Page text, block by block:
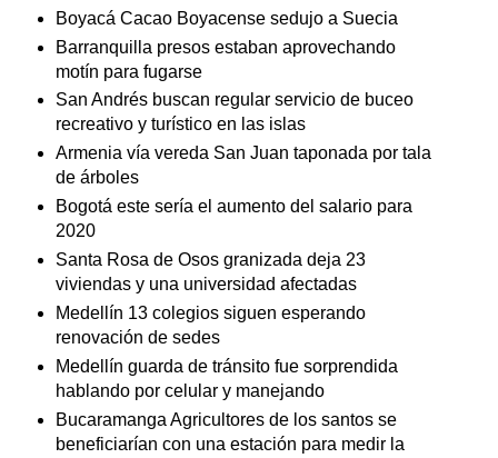
Boyacá Cacao Boyacense sedujo a Suecia
Barranquilla presos estaban aprovechando
motín para fugarse
San Andrés buscan regular servicio de buceo
recreativo y turístico en las islas
Armenia vía vereda San Juan taponada por tala
de árboles
Bogotá este sería el aumento del salario para
2020
Santa Rosa de Osos granizada deja 23
viviendas y una universidad afectadas
Medellín 13 colegios siguen esperando
renovación de sedes
Medellín guarda de tránsito fue sorprendida
hablando por celular y manejando
Bucaramanga Agricultores de los santos se
beneficiarían con una estación para medir la